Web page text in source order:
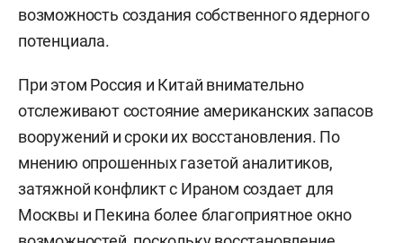
возможность создания собственного ядерного
потенциала.
При этом Россия и Китай внимательно
отслеживают состояние американских запасов
вооружений и сроки их восстановления. По
мнению опрошенных газетой аналитиков,
затяжной конфликт с Ираном создает для
Москвы и Пекина более благоприятное окно